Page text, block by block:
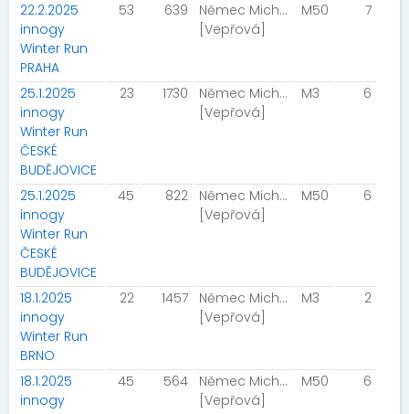
22.2.2025
innogy
Winter Run
PRAHA
53 639
Němec Michal
[Vepřová]
M50 7
25.1.2025
innogy
Winter Run
ČESKÉ
BUDĚJOVICE
23 1730
Němec Michal
[Vepřová]
M3 6
25.1.2025
innogy
Winter Run
ČESKÉ
BUDĚJOVICE
45 822
Němec Michal
[Vepřová]
M50 6
18.1.2025
innogy
Winter Run
BRNO
22 1457
Němec Michal
[Vepřová]
M3 2
18.1.2025
innogy
45 564
Němec Michal
[Vepřová]
M50 6